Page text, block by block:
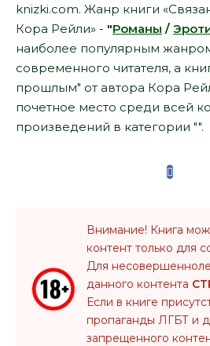
knizki.com. Жанр книги
Кора Рейли» - "Романы /
наиболее популярным
современного читателя, а
прошлым" от автора Кора
почетное место среди всей
произведений в категории "".
Внимание! Книга
контент только для
Для
данного контента
Если в книге
пропаганды ЛГБТ и
запрещенного